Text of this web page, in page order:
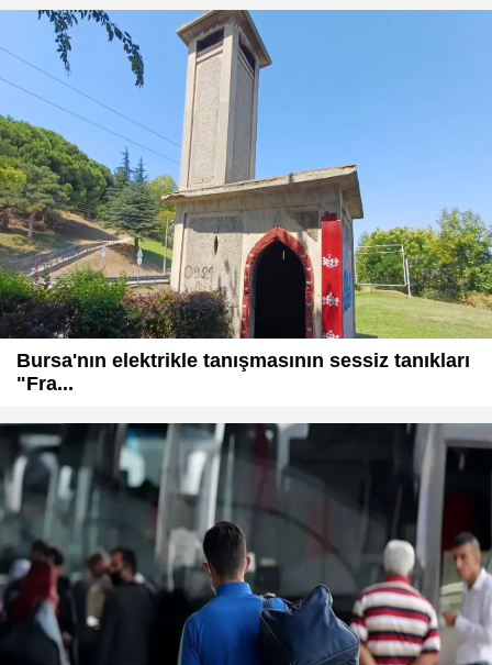
Bursa'nın elektrikle tanışmasının sessiz tanıkları
"Fra...